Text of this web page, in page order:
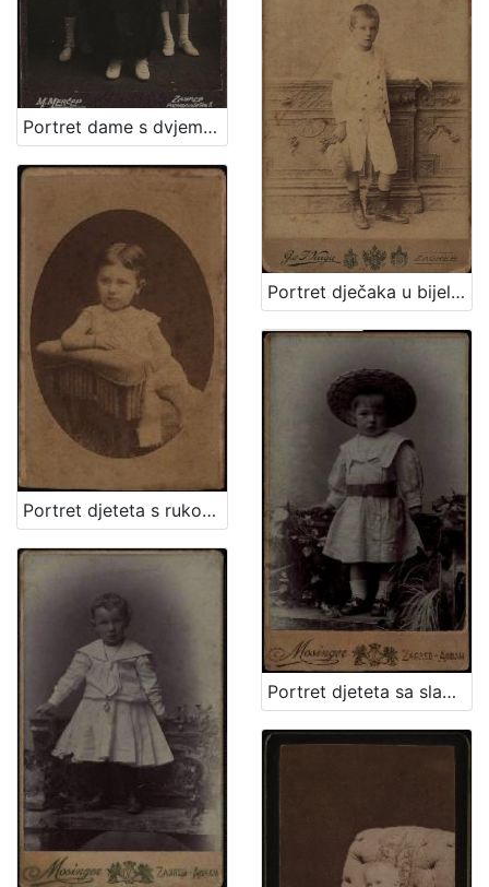
Portret dame s dvjema djevojčicama / M. Merćep ; [izradio] Atelie M. Merćep
Portret dječaka u bijelom odijelu / G. & I.Varga
Portret djeteta s rukom oslonjenom na naslon / Ivan Standl
Portret djeteta sa slamnatim šeširom / Mosinger ; [izradio] Artistički zavod Mosinger